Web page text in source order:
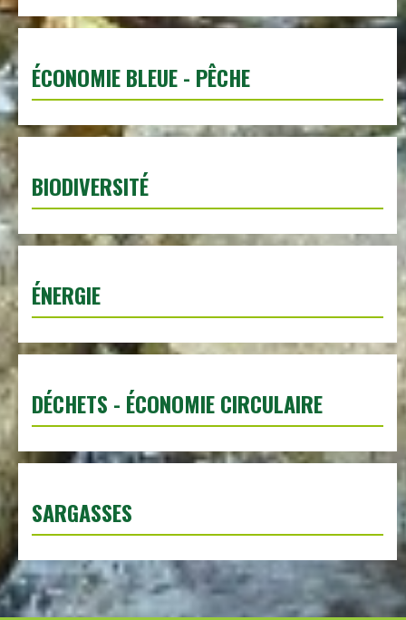
ÉCONOMIE BLEUE - PÊCHE
BIODIVERSITÉ
ÉNERGIE
DÉCHETS - ÉCONOMIE CIRCULAIRE
SARGASSES